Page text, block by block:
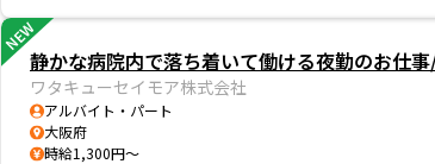
NEW
静かな病院内で落ち着いて働ける夜勤のお仕
ワタキューセイモア株式会社
アルバイト・パート
大阪府
時給1,300円～